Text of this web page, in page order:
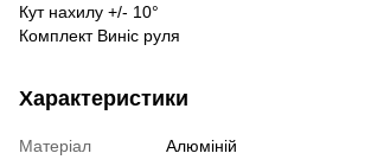
Кут нахилу +/- 10°
Комплект Виніс руля
Характеристики
Матеріал
Алюміній